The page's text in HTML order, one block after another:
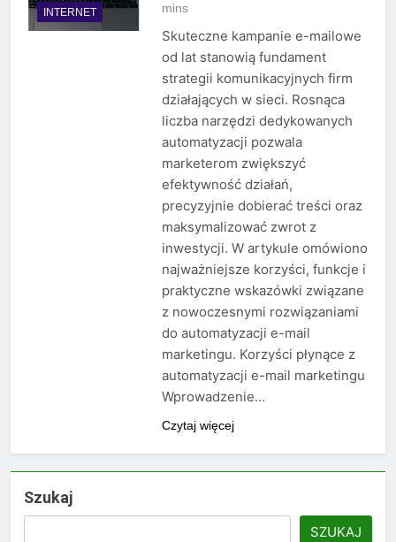
INTERNET
mins
Skuteczne kampanie e-mailowe
od lat stanowią fundament
strategii komunikacyjnych firm
działających w sieci. Rosnąca
liczba narzędzi dedykowanych
automatyzacji pozwala
marketerom zwiększyć
efektywność działań,
precyzyjnie dobierać treści oraz
maksymalizować zwrot z
inwestycji. W artykule omówiono
najważniejsze korzyści, funkcje i
praktyczne wskazówki związane
z nowoczesnymi rozwiązaniami
do automatyzacji e-mail
marketingu. Korzyści płynące z
automatyzacji e-mail marketingu
Wprowadzenie…
Czytaj więcej
Szukaj
SZUKAJ